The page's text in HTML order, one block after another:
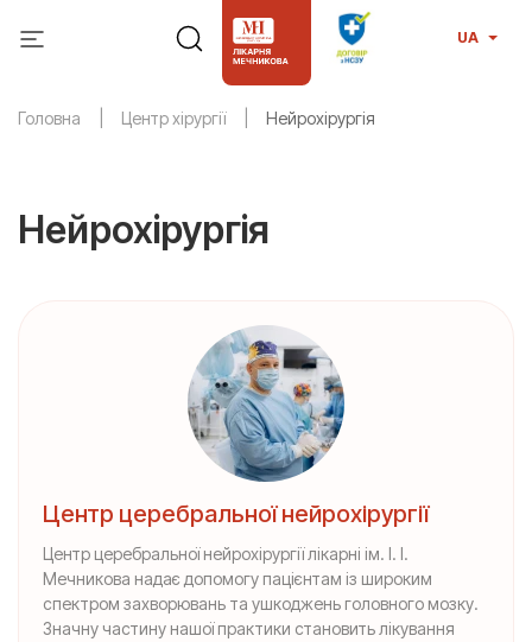
UA
Головна Центр хірургії Нейрохірургія
Нейрохірургія
Центр церебральної нейрохірургії
Центр церебральної нейрохірургії лікарні ім. І. І.
Мечникова надає допомогу пацієнтам із широким
спектром захворювань та ушкоджень головного мозку.
Значну частину нашої практики становить лікування